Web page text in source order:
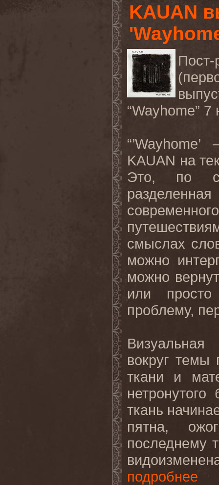
KAUAN
“Wayhome”
KAUAN на
Это, по
смыслах
можно
можно
или
проблему,
Визуальная
вокруг
ткани и
ткань
пятна,
последнему
подробнее